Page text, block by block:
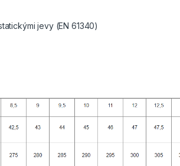
jevy (EN 61340)